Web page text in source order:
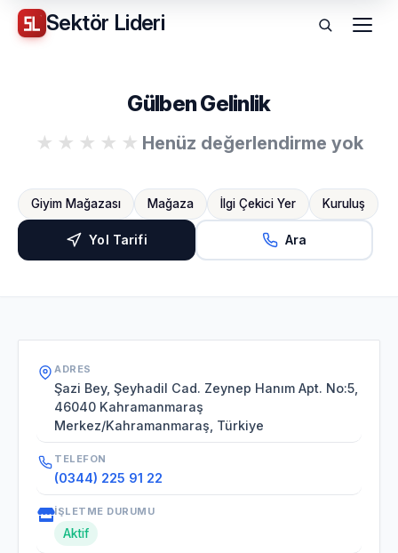
Sektör Lideri Menü
Gülben Gelinlik
Henüz değerlendirme yok
Giyim Mağazası Mağaza İlgi Çekici Yer Kuruluş
Yol Tarifi Ara
ADRES
Şazi Bey, Şeyhadil Cad. Zeynep Hanım Apt. No:5,
46040 Kahramanmaraş
Merkez/Kahramanmaraş, Türkiye
TELEFON
(0344) 225 91 22
İŞLETME DURUMU
Aktif